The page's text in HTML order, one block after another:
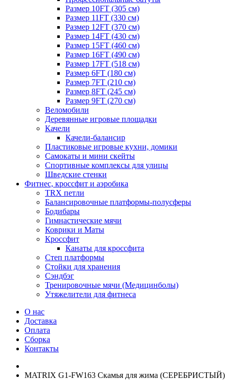
Размер 10FT (305 см)
Размер 11FT (330 см)
Размер 12FT (370 см)
Размер 14FT (430 см)
Размер 15FT (460 см)
Размер 16FT (490 см)
Размер 17FT (518 см)
Размер 6FT (180 см)
Размер 7FT (210 см)
Размер 8FT (245 см)
Размер 9FT (270 см)
Веломобили
Деревянные игровые площадки
Качели
Качели-балансир
Пластиковые игровые кухни, домики
Самокаты и мини скейты
Спортивные комплексы для улицы
Шведские стенки
Фитнес, кроссфит и аэробика
TRX петли
Балансировочные платформы-полусферы
Бодибары
Гимнастические мячи
Коврики и Маты
Кроссфит
Канаты для кроссфита
Степ платформы
Стойки для хранения
Сэндбэг
Тренировочные мячи (Медицинболы)
Утяжелители для фитнеса
О нас
Доставка
Оплата
Сборка
Контакты
MATRIX G1-FW163 Скамья для жима (СЕРЕБРИСТЫЙ)